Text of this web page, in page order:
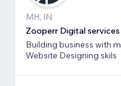
MH, IN
Zooperr Digital services
Building business with
Website Designing skils